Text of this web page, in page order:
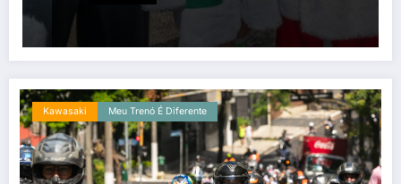
Kawasaki Meu Trenó É Diferente